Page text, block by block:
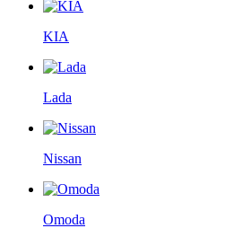
KIA
Lada
Nissan
Omoda